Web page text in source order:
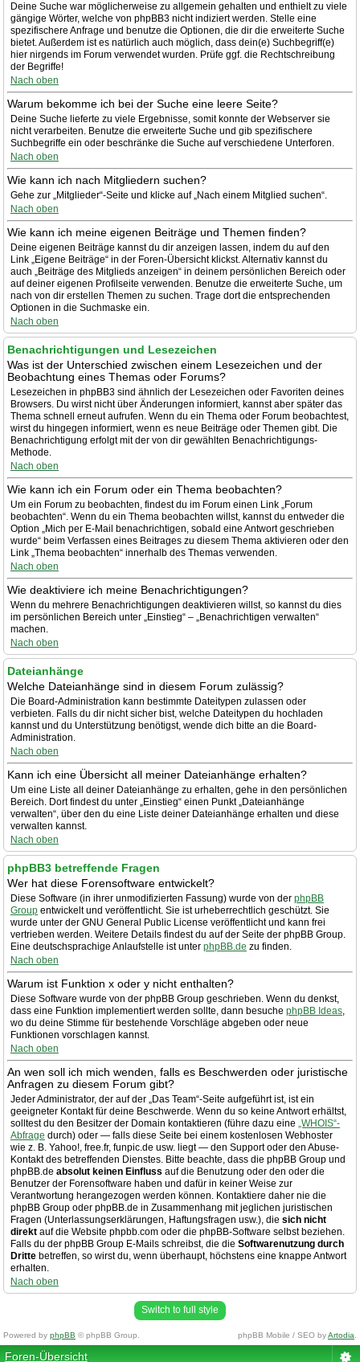
Deine Suche war möglicherweise zu allgemein gehalten und enthielt zu viele
gängige Wörter, welche von phpBB3 nicht indiziert werden. Stelle eine
spezifischere Anfrage und benutze die Optionen, die dir die erweiterte Suche
bietet. Außerdem ist es natürlich auch möglich, dass dein(e) Suchbegriff(e)
hier nirgends im Forum verwendet wurden. Prüfe ggf. die Rechtschreibung
der Begriffe!
Nach oben
Warum bekomme ich bei der Suche eine leere Seite?
Deine Suche lieferte zu viele Ergebnisse, somit konnte der Webserver sie
nicht verarbeiten. Benutze die erweiterte Suche und gib spezifischere
Suchbegriffe ein oder beschränke die Suche auf verschiedene Unterforen.
Nach oben
Wie kann ich nach Mitgliedern suchen?
Gehe zur „Mitglieder“-Seite und klicke auf „Nach einem Mitglied suchen“.
Nach oben
Wie kann ich meine eigenen Beiträge und Themen finden?
Deine eigenen Beiträge kannst du dir anzeigen lassen, indem du auf den
Link „Eigene Beiträge“ in der Foren-Übersicht klickst. Alternativ kannst du
auch „Beiträge des Mitglieds anzeigen“ in deinem persönlichen Bereich oder
auf deiner eigenen Profilseite verwenden. Benutze die erweiterte Suche, um
nach von dir erstellen Themen zu suchen. Trage dort die entsprechenden
Optionen in die Suchmaske ein.
Nach oben
Benachrichtigungen und Lesezeichen
Was ist der Unterschied zwischen einem Lesezeichen und der
Beobachtung eines Themas oder Forums?
Lesezeichen in phpBB3 sind ähnlich der Lesezeichen oder Favoriten deines
Browsers. Du wirst nicht über Änderungen informiert, kannst aber später das
Thema schnell erneut aufrufen. Wenn du ein Thema oder Forum beobachtest,
wirst du hingegen informiert, wenn es neue Beiträge oder Themen gibt. Die
Benachrichtigung erfolgt mit der von dir gewählten Benachrichtigungs-
Methode.
Nach oben
Wie kann ich ein Forum oder ein Thema beobachten?
Um ein Forum zu beobachten, findest du im Forum einen Link „Forum
beobachten“. Wenn du ein Thema beobachten willst, kannst du entweder die
Option „Mich per E-Mail benachrichtigen, sobald eine Antwort geschrieben
wurde“ beim Verfassen eines Beitrages zu diesem Thema aktivieren oder den
Link „Thema beobachten“ innerhalb des Themas verwenden.
Nach oben
Wie deaktiviere ich meine Benachrichtigungen?
Wenn du mehrere Benachrichtigungen deaktivieren willst, so kannst du dies
im persönlichen Bereich unter „Einstieg“ – „Benachrichtigen verwalten“
machen.
Nach oben
Dateianhänge
Welche Dateianhänge sind in diesem Forum zulässig?
Die Board-Administration kann bestimmte Dateitypen zulassen oder
verbieten. Falls du dir nicht sicher bist, welche Dateitypen du hochladen
kannst und du Unterstützung benötigst, wende dich bitte an die Board-
Administration.
Nach oben
Kann ich eine Übersicht all meiner Dateianhänge erhalten?
Um eine Liste all deiner Dateianhänge zu erhalten, gehe in den persönlichen
Bereich. Dort findest du unter „Einstieg“ einen Punkt „Dateianhänge
verwalten“, über den du eine Liste deiner Dateianhänge erhalten und diese
verwalten kannst.
Nach oben
phpBB3 betreffende Fragen
Wer hat diese Forensoftware entwickelt?
Diese Software (in ihrer unmodifizierten Fassung) wurde von der phpBB
Group entwickelt und veröffentlicht. Sie ist urheberrechtlich geschützt. Sie
wurde unter der GNU General Public License veröffentlicht und kann frei
vertrieben werden. Weitere Details findest du auf der Seite der phpBB Group.
Eine deutschsprachige Anlaufstelle ist unter phpBB.de zu finden.
Nach oben
Warum ist Funktion x oder y nicht enthalten?
Diese Software wurde von der phpBB Group geschrieben. Wenn du denkst,
dass eine Funktion implementiert werden sollte, dann besuche phpBB Ideas,
wo du deine Stimme für bestehende Vorschläge abgeben oder neue
Funktionen vorschlagen kannst.
Nach oben
An wen soll ich mich wenden, falls es Beschwerden oder juristische
Anfragen zu diesem Forum gibt?
Jeder Administrator, der auf der „Das Team“-Seite aufgeführt ist, ist ein
geeigneter Kontakt für deine Beschwerde. Wenn du so keine Antwort erhältst,
solltest du den Besitzer der Domain kontaktieren (führe dazu eine „WHOIS“-
Abfrage durch) oder — falls diese Seite bei einem kostenlosen Webhoster
wie z. B. Yahoo!, free.fr, funpic.de usw. liegt — den Support oder den Abuse-
Kontakt des betreffenden Dienstes. Bitte beachte, dass die phpBB Group und
phpBB.de absolut keinen Einfluss auf die Benutzung oder den oder die
Benutzer der Forensoftware haben und dafür in keiner Weise zur
Verantwortung herangezogen werden können. Kontaktiere daher nie die
phpBB Group oder phpBB.de in Zusammenhang mit jeglichen juristischen
Fragen (Unterlassungserklärungen, Haftungsfragen usw.), die sich nicht
direkt auf die Website phpbb.com oder die phpBB-Software selbst beziehen.
Falls du der phpBB Group E-Mails schreibst, die die Softwarenutzung durch
Dritte betreffen, so wirst du, wenn überhaupt, höchstens eine knappe Antwort
erhalten.
Nach oben
Switch to full style
Powered by phpBB © phpBB Group. phpBB Mobile / SEO byArtodia
Foren-Übersicht